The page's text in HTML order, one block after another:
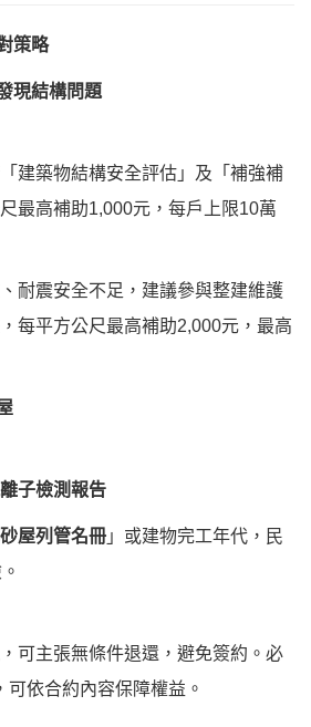
策略
現結構問題
建築物結構安全評估」及「補強補
最高補助1,000元，每戶上限10萬
耐震安全不足，建議參與整建維護
每平方公尺最高補助2,000元，最高
子檢測報告
屋列管名冊 」或建物完工年代，民
可主張無條件退還，避免簽約。必
依合約內容保障權益。